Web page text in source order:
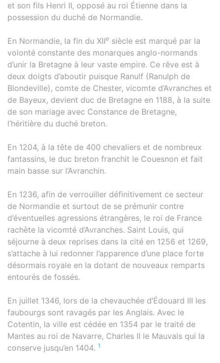
et son fils Henri II, opposé au roi Étienne dans la
possession du duché de Normandie.
En Normandie, la fin du XIIe siècle est marqué par la
volonté constante des monarques anglo-normands
d’unir la Bretagne à leur vaste empire. Ce rêve est à
deux doigts d’aboutir puisque Ranulf (Ranulph de
Blondeville), comte de Chester, vicomte d’Avranches et
de Bayeux, devient duc de Bretagne en 1188, à la suite
de son mariage avec Constance de Bretagne,
l’héritière du duché breton.
En 1204, à la tête de 400 chevaliers et de nombreux
fantassins, le duc breton franchit le Couesnon et fait
main basse sur l’Avranchin.
En 1236, afin de verrouiller définitivement ce secteur
de Normandie et surtout de se prémunir contre
d’éventuelles agressions étrangères, le roi de France
rachète la vicomté d’Avranches. Saint Louis, qui
séjourne à deux reprises dans la cité en 1256 et 1269,
s’attache à lui redonner l’apparence d’une place forte
désormais royale en la dotant de nouveaux remparts
entourés de fossés.
En juillet 1346, lors de la chevauchée d’Édouard III les
faubourgs sont ravagés par les Anglais. Avec le
Cotentin, la ville est cédée en 1354 par le traité de
Mantes au roi de Navarre, Charles II le Mauvais qui la
conserve jusqu’en 1404. 1